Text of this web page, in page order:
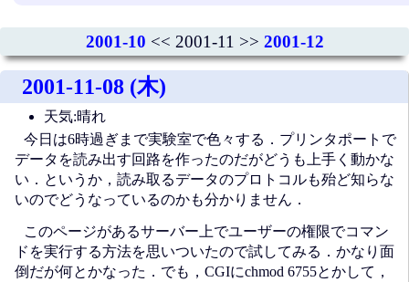
2001-10 << 2001-11 >> 2001-12
2001-11-08 (木)
天気:晴れ
今日は6時過ぎまで実験室で色々する．プリンタポートで
データを読み出す回路を作ったのだがどうも上手く動かな
い．というか，読み取るデータのプロトコルも殆ど知らな
いのでどうなっているのかも分かりません．
このページがあるサーバー上でユーザーの権限でコマン
ドを実行する方法を思いついたので試してみる．かなり面
倒だが何とかなった．でも，CGIにchmod 6755とかして，